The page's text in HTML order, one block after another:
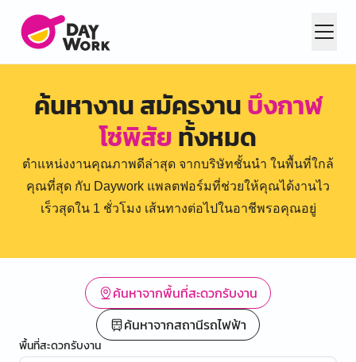
ค้นหางาน สมัครงานบึงกาฬ
โซ่พิสัยทั้งหมด
ตำแหน่งงานคุณภาพดีล่าสุด จากบริษัทชั้นนำ ในพื้นที่ใกล้
คุณที่สุด กับ Daywork แพลตฟอร์มที่ช่วยให้คุณได้งานไว
เร็วสุดใน 1 ชั่วโมง เส้นทางต่อไปในอาชีพรอคุณอยู่
ค้นหาจากพื้นที่สะดวกรับงาน
ค้นหาจากสถานีรถไฟฟ้า
พื้นที่สะดวกรับงาน